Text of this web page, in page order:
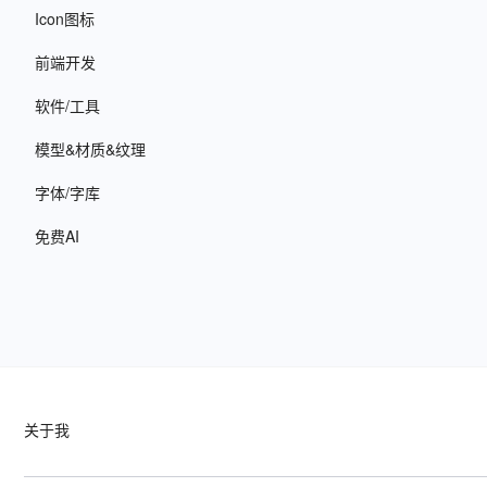
Icon图标
前端开发
软件/工具
模型&材质&纹理
字体/字库
免费AI
关于我